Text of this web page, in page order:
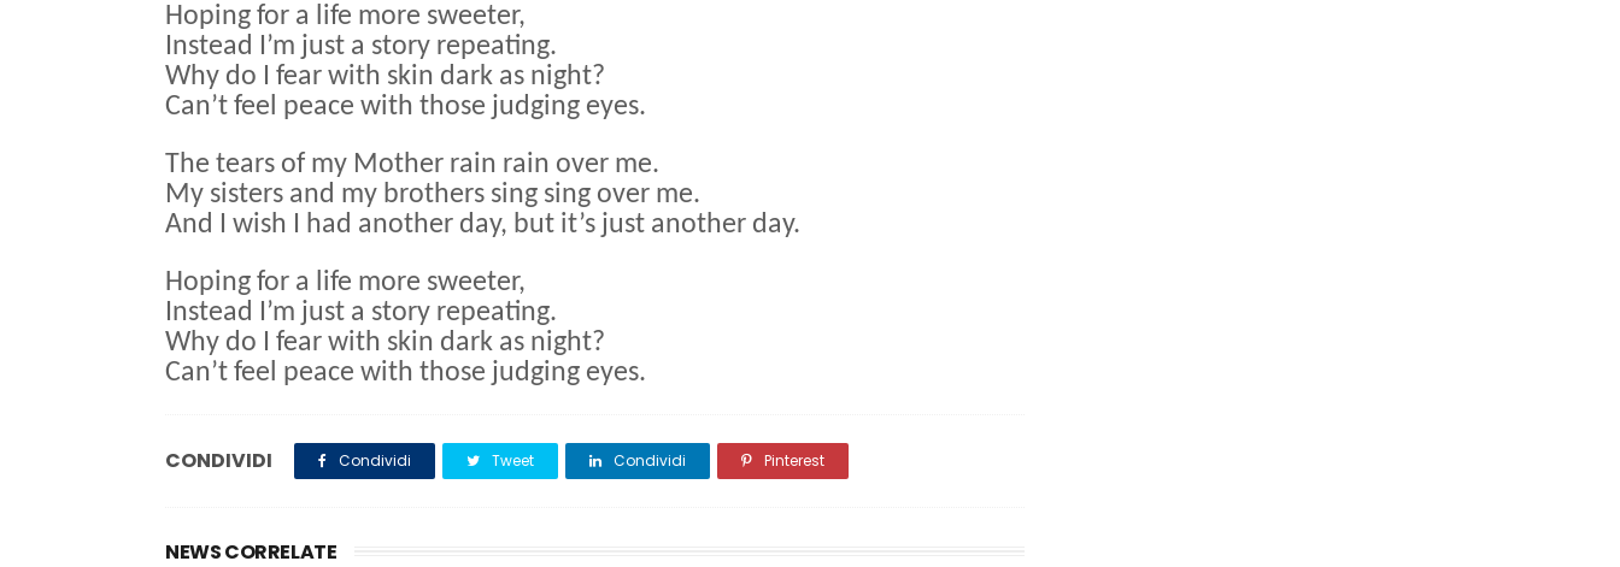
Hoping for a life more sweeter,
Instead I’m just a story repeating.
Why do I fear with skin dark as night?
Can’t feel peace with those judging eyes.
The tears of my Mother rain rain over me.
My sisters and my brothers sing sing over me.
And I wish I had another day, but it’s just another day.
Hoping for a life more sweeter,
Instead I’m just a story repeating.
Why do I fear with skin dark as night?
Can’t feel peace with those judging eyes.
CONDIVIDI Condividi Tweet Condividi Pinterest
NEWS CORRELATE